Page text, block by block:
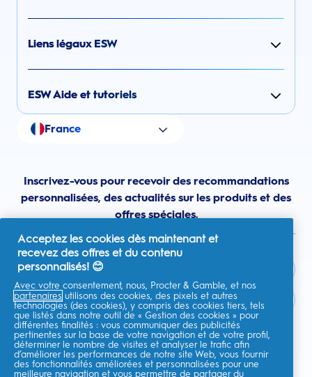
Liens légaux ESW
ESW Aide et tutoriels
France
Inscrivez-vous pour recevoir des recommandations
personnalisées, des actualités sur les produits et des
offres spéciales.
France
Je consens à recevoir des communications personnalisées
concernant des offres, des actualités et d'autres initiatives
Acceptez les cookies dès maintenant et
recevez des offres et du contenu
personnalisés! 😊
Avec votre consentement, nous, Procter & Gamble, et nos
partenaires utilisons des cookies, des pixels et autres
technologies (des cookies), y compris des cookies tiers, tels
que listés dans notre outil de « Gestion des cookies » pour
différentes finalités : vous communiquer des publicités
pertinentes sur la base de votre navigation et de votre profil,
déterminer le nombre de visites et analyser le trafic afin
d’améliorer les performances de notre site Web, vous fournir
des fonctionnalités améliorées et personnalisées pour une
meilleure navigation et vous permettre de partager du